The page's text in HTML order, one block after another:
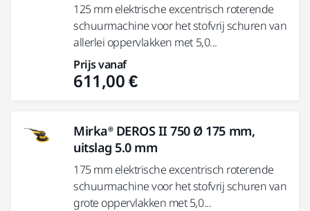
125 mm elektrische excentrisch roterende
schuurmachine voor het stofvrij schuren van
allerlei oppervlakken met 5,0...
Prijs vanaf
611,00 €
Mirka® DEROS II 750 Ø 175 mm,
uitslag 5.0 mm
175 mm elektrische excentrisch roterende
schuurmachine voor het stofvrij schuren van
grote oppervlakken met 5,0...